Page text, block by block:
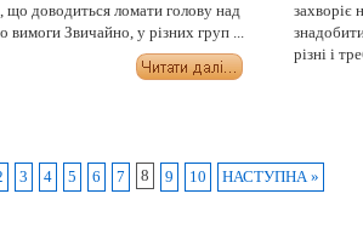
що доводиться ломати голову над
Звичайно, у різних груп ...
захворіє
різні і
3 4 5 6 7 8 9 10 НАСТУПНА »